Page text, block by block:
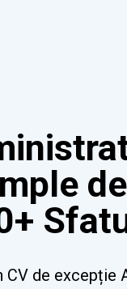
CV de excepție